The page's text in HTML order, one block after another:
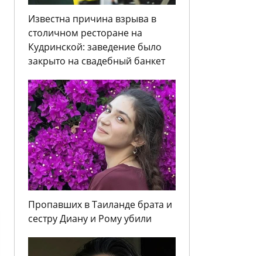
Известна причина взрыва в
столичном ресторане на
Кудринской: заведение было
закрыто на свадебный банкет
Пропавших в Таиланде брата и
сестру Диану и Рому убили